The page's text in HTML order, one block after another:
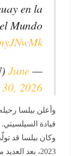
en la
Mundo
— SportsCenter (@SC_ESPN)
June
30, 2026
وأعلن بيلسا
قيادة السيلسيتي.
وكان بيلسا قد
2023، بعد